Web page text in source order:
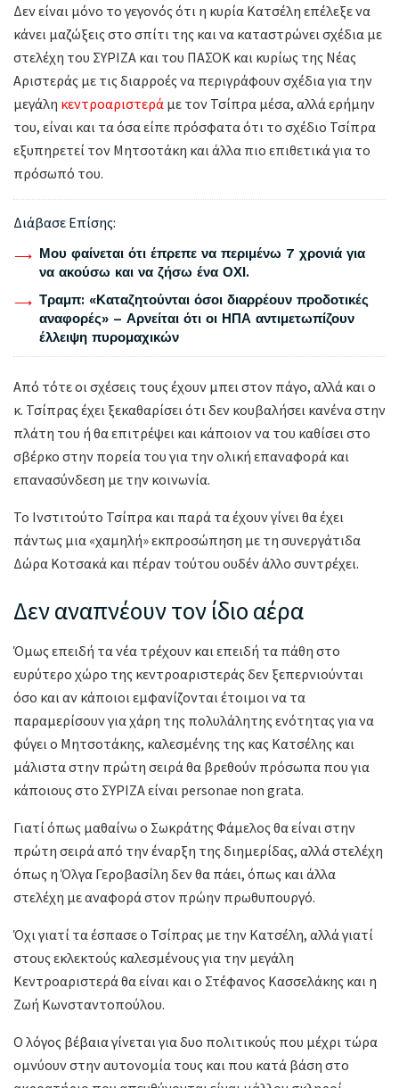
Δεν είναι μόνο το γεγονός ότι η κυρία Κατσέλη επέλεξε να
κάνει μαζώξεις στο σπίτι της και να καταστρώνει σχέδια με
στελέχη του ΣΥΡΙΖΑ και του ΠΑΣΟΚ και κυρίως της Νέας
Αριστεράς με τις διαρροές να περιγράφουν σχέδια για την
μεγάλη κεντροαριστερά με τον Τσίπρα μέσα, αλλά ερήμην
του, είναι και τα όσα είπε πρόσφατα ότι το σχέδιο Τσίπρα
εξυπηρετεί τον Μητσοτάκη και άλλα πιο επιθετικά για το
πρόσωπό του.
Διάβασε Επίσης:
Μου φαίνεται ότι έπρεπε να περιμένω 7 χρονιά για
να ακούσω και να ζήσω ένα ΟΧΙ.
Τραμπ: «Καταζητούνται όσοι διαρρέουν προδοτικές
αναφορές» – Αρνείται ότι οι ΗΠΑ αντιμετωπίζουν
έλλειψη πυρομαχικών
Από τότε οι σχέσεις τους έχουν μπει στον πάγο, αλλά και ο
κ. Τσίπρας έχει ξεκαθαρίσει ότι δεν κουβαλήσει κανένα στην
πλάτη του ή θα επιτρέψει και κάποιον να του καθίσει στο
σβέρκο στην πορεία του για την ολική επαναφορά και
επανασύνδεση με την κοινωνία.
Το Ινστιτούτο Τσίπρα και παρά τα έχουν γίνει θα έχει
πάντως μια «χαμηλή» εκπροσώπηση με τη συνεργάτιδα
Δώρα Κοτσακά και πέραν τούτου ουδέν άλλο συντρέχει.
Δεν αναπνέουν τον ίδιο αέρα
Όμως επειδή τα νέα τρέχουν και επειδή τα πάθη στο
ευρύτερο χώρο της κεντροαριστεράς δεν ξεπερνιούνται
όσο και αν κάποιοι εμφανίζονται έτοιμοι να τα
παραμερίσουν για χάρη της πολυλάλητης ενότητας για να
φύγει ο Μητσοτάκης, καλεσμένης της κας Κατσέλης και
μάλιστα στην πρώτη σειρά θα βρεθούν πρόσωπα που για
κάποιους στο ΣΥΡΙΖΑ είναι personae non grata.
Γιατί όπως μαθαίνω ο Σωκράτης Φάμελος θα είναι στην
πρώτη σειρά από την έναρξη της διημερίδας, αλλά στελέχη
όπως η Όλγα Γεροβασίλη δεν θα πάει, όπως και άλλα
στελέχη με αναφορά στον πρώην πρωθυπουργό.
Όχι γιατί τα έσπασε ο Τσίπρας με την Κατσέλη, αλλά γιατί
στους εκλεκτούς καλεσμένους για την μεγάλη
Κεντροαριστερά θα είναι και ο Στέφανος Κασσελάκης και η
Ζωή Κωνσταντοπούλου.
Ο λόγος βέβαια γίνεται για δυο πολιτικούς που μέχρι τώρα
ομνύουν στην αυτονομία τους και που κατά βάση στο